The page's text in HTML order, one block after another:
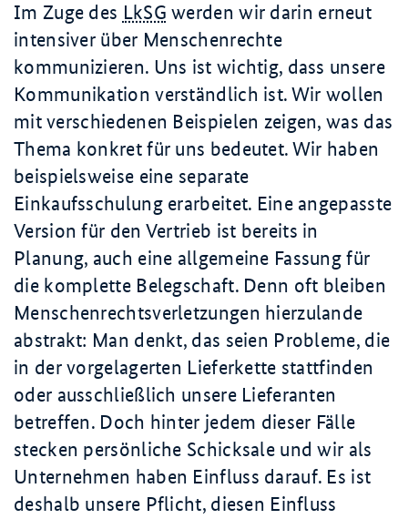
Im Zuge des LkSG werden wir darin erneut
intensiver über Menschenrechte
kommunizieren. Uns ist wichtig, dass unsere
Kommunikation verständlich ist. Wir wollen
mit verschiedenen Beispielen zeigen, was das
Thema konkret für uns bedeutet. Wir haben
beispielsweise eine separate
Einkaufsschulung erarbeitet. Eine angepasste
Version für den Vertrieb ist bereits in
Planung, auch eine allgemeine Fassung für
die komplette Belegschaft. Denn oft bleiben
Menschenrechtsverletzungen hierzulande
abstrakt: Man denkt, das seien Probleme, die
in der vorgelagerten Lieferkette stattfinden
oder ausschließlich unsere Lieferanten
betreffen. Doch hinter jedem dieser Fälle
stecken persönliche Schicksale und wir als
Unternehmen haben Einfluss darauf. Es ist
deshalb unsere Pflicht, diesen Einfluss